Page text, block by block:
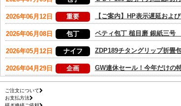
ご注文について
お支払方法